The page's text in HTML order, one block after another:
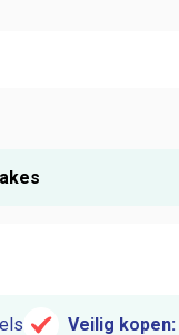
Veilig kopen: